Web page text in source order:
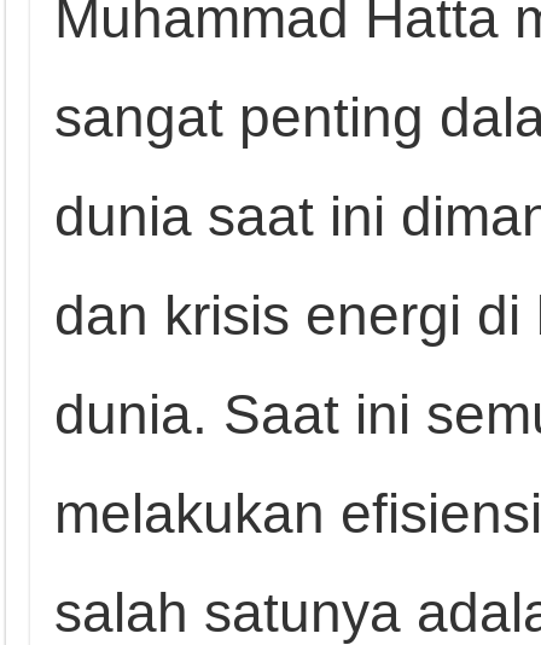
Muhammad Hatta
sangat penting
dunia saat ini
dan krisis energi
dunia. Saat ini
melakukan
salah satunya